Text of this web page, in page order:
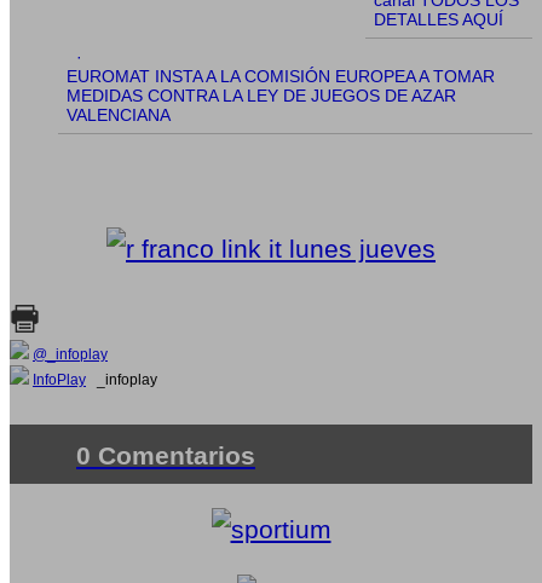
DETALLES AQUÍ
·
EUROMAT INSTA A LA COMISIÓN EUROPEA A TOMAR
MEDIDAS CONTRA LA LEY DE JUEGOS DE AZAR
VALENCIANA
@_infoplay
InfoPlay _infoplay
0 Comentarios